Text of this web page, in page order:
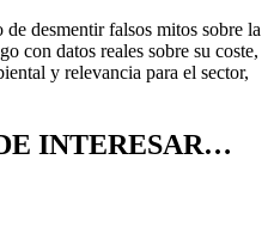
desmentir falsos mitos sobre la
con datos reales sobre su coste,
y relevancia para el sector,
INTERESAR…